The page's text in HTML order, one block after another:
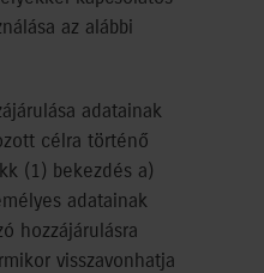
az alábbi
adatainak
célra történő
(1) bekezdés a)
adatainak
hozzájárulásra
visszavonhatja